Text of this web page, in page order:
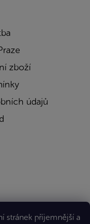
stránek příjemnější a
zboží
údajů